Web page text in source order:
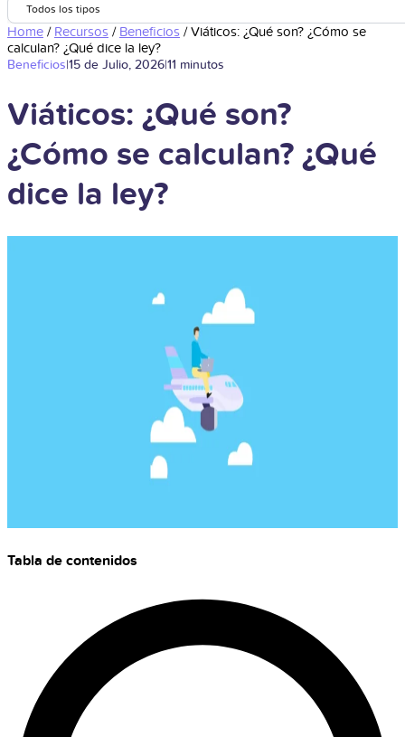
Todos los tipos
Home / Recursos / Beneficios /Viáticos: ¿Qué son? ¿Cómo se
calculan? ¿Qué dice la ley?
Beneficios|15 de Julio, 2026|11 minutos
Viáticos: ¿Qué son?
¿Cómo se calculan? ¿Qué
dice la ley?
Tabla de contenidos